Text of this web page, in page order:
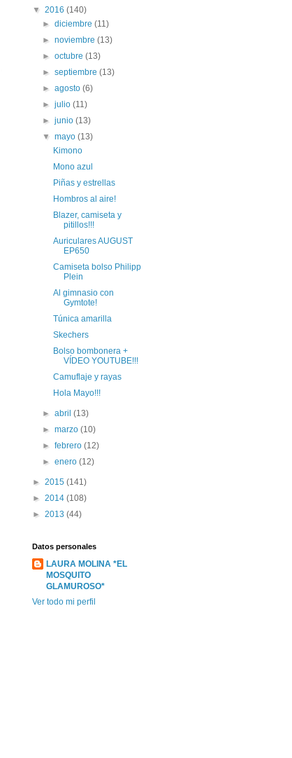
▼ 2016 (140)
►diciembre(11)
►noviembre(13)
►octubre(13)
►septiembre(13)
►agosto(6)
►julio(11)
►junio(13)
▼mayo(13)
Kimono
Mono azul
Piñas y estrellas
Hombros al aire!
Blazer, camiseta y
pitillos!!!
Auriculares AUGUST
EP650
Camiseta bolso Philipp
Plein
Al gimnasio con
Gymtote!
Túnica amarilla
Skechers
Bolso bombonera +
VÍDEO YOUTUBE!!!
Camuflaje y rayas
Hola Mayo!!!
►abril(13)
►marzo(10)
►febrero(12)
►enero(12)
► 2015 (141)
► 2014 (108)
► 2013 (44)
Datos personales
LAURA MOLINA *EL
MOSQUITO
GLAMUROSO*
Ver todo mi perfil